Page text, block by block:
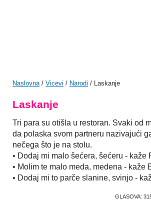
Naslovna/ Vicevi / Narodi / Laskanje
Laskanje
Tri para su otišla u restoran. Svaki od
da polaska svom partneru nazivajući
nečega što je na stolu.
• Dodaj mi malo šećera, šećeru - kaže
• Molim te malo meda, medena - kaže
• Dodaj mi to parče slanine, svinjo -
GLASOVA: